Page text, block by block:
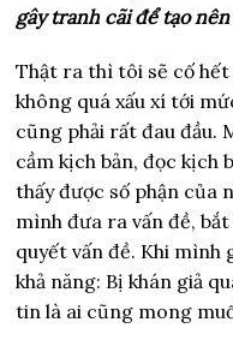
gây tranh cãi để tạo
Thật ra thì tôi sẽ cố
không quá xấu xí tới
cũng phải rất đau đầu.
cầm kịch bản, đọc kịch
thấy được số phận của
mình đưa ra vấn đề,
quyết vấn đề. Khi mình
khả năng: Bị khán giả
tin là ai cũng mong